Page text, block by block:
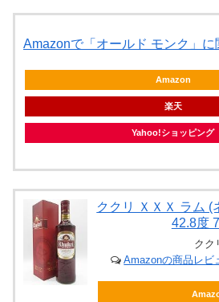
Amazonで「オールド モンク」に
Amazon
楽天
Yahoo!ショッピング
ククリ ＸＸＸ ラム (
42.8度
クク
Amazonの商品レビ